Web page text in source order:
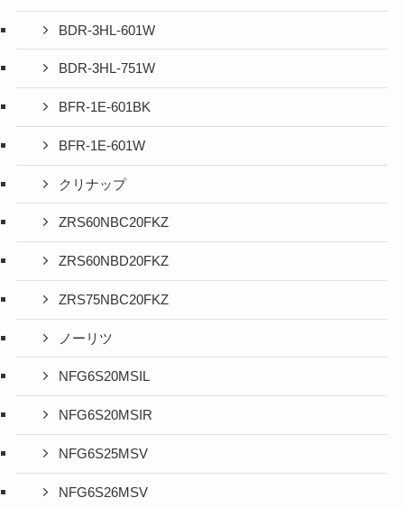
BDR-3HL-601W
BDR-3HL-751W
BFR-1E-601BK
BFR-1E-601W
クリナップ
ZRS60NBC20FKZ
ZRS60NBD20FKZ
ZRS75NBC20FKZ
ノーリツ
NFG6S20MSIL
NFG6S20MSIR
NFG6S25MSV
NFG6S26MSV